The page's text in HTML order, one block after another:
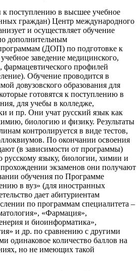
поступлению в высшее учебное
граждан) Центр международного
и осуществляет обучение
дополнительным
(ДОП) по подготовке к
заведение медицинского,
фармацевтического профилей
Обучение проводится в
довузовского образования для
готовятся к поступлению в
для учебы в колледже,
и пр. Они учат русский язык как
биологию и физику. Результаты
контролируется в виде тестов,
По окончании освоения
(в зависимости от программы)
языку, биологии, химии и
экзаменов они получают
обучения по Программе
в вуз» (для иностранных
дает абитуриентам
по программам специалитета –
«Фармация»,
и биоинформатика»,
и др. по сравнению с другими
одинаковое количество баллов на
но не имеющих такой